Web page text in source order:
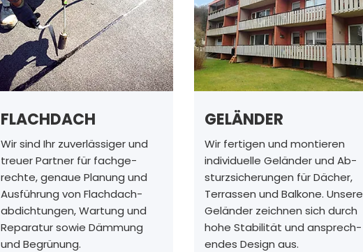
FLACHDACH
Wir sind Ihr zuverlässiger und
treuer Partner für fachge-
rechte, genaue Planung und
Ausführung von Flachdach-
abdichtungen, Wartung und
Reparatur sowie Dämmung
und Begrünung.
GELÄNDER
Wir fertigen und montieren
individuelle Geländer und Ab-
sturzsicherungen für Dächer,
Terrassen und Balkone. Unsere
Geländer zeichnen sich durch
hohe Stabilität und ansprech-
endes Design aus.